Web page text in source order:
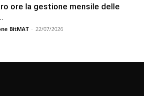
ore la gestione mensile delle
BitMAT - 22/07/2026